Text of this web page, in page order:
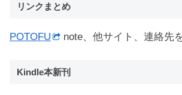
リンクまとめ
POTOFU note、他サイト、連絡先
Kindle本新刊